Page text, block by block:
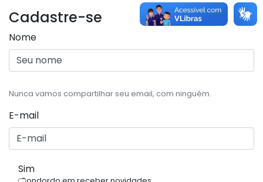
Cadastre-se
Nome
Nunca vamos compartilhar seu email, com ninguém.
E-mail
Sim